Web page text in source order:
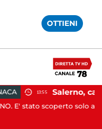
OTTIENI
solo all'alba, ma la